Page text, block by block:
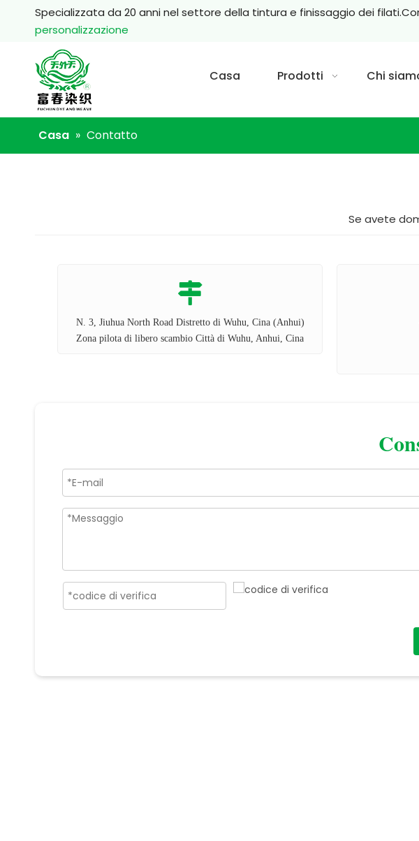
Specializzata da 20 anni nel settore della tintura e finissaggio dei
personalizzazione
Casa Prodotti Chi
Casa » Contatto
Se avete

N. 3, Jiuhua North Road Distretto di Wuhu, Cina (Anhui)
Zona pilota di libero scambio Città di Wuhu, Anhui, Cina